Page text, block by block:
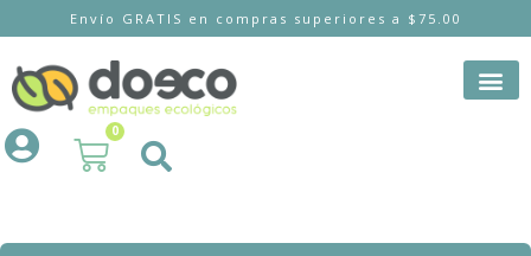
Envío GRATIS en compras superiores a $75.00
0